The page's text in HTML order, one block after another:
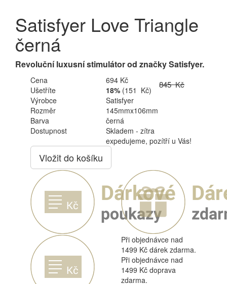
Satisfyer Love Triangle
černá
Revoluční luxusní stimulátor od značky Satisfyer.
Cena 845 Kč
694 Kč
Ušetříte
18% (151 Kč)
Výrobce
Satisfyer
Rozměr
145mmx106mm
Barva
černá
Dostupnost
Skladem - zítra
expedujeme, pozítří u Vás!
Vložit do košíku
Při objednávce nad
1499 Kč dárek zdarma.
Při objednávce nad
1499 Kč doprava
zdarma.